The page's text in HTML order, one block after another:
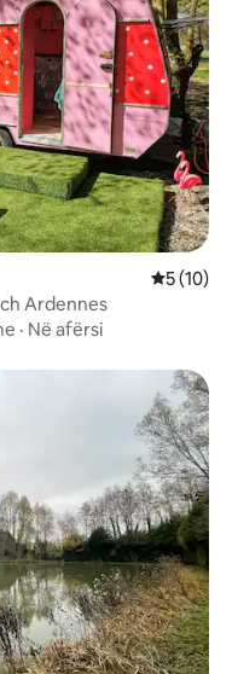
Vlerësimi
5 (10)
Ardennes
· Në afërsi